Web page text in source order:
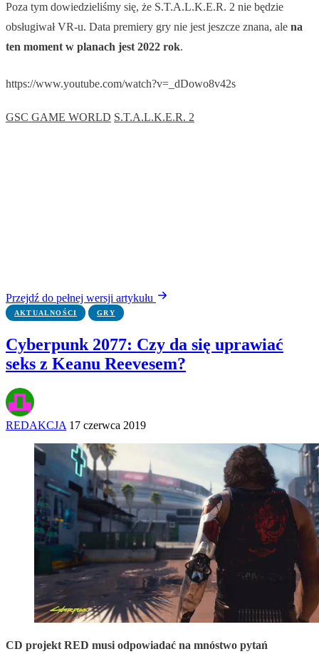
Poza tym dowiedzieliśmy się, że S.T.A.L.K.E.R. 2 nie będzie
obsługiwał VR-u. Data premiery gry nie jest jeszcze znana, ale na
ten moment w planach jest 2022 rok.
https://www.youtube.com/watch?v=_dDowo8v42s
GSC GAME WORLD S.T.A.L.K.E.R. 2
Przejdź do pełnej wersji artykułu
AKTUALNOŚCI GRY
Cyberpunk 2077: Czy da się uprawiać
seks z Keanu Reevesem?
REDAKCJA 17 czerwca 2019
CD projekt RED musi odpowiadać na mnóstwo pytań